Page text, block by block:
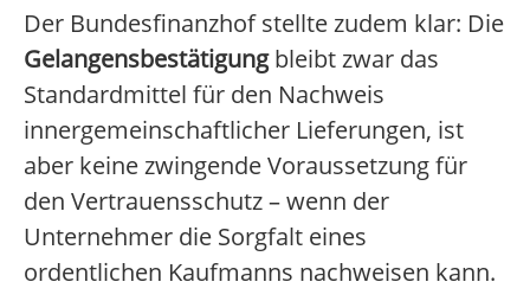
Der Bundesfinanzhof stellte zudem klar: Die
Gelangensbestätigungbleibt zwar das
Standardmittel für den Nachweis
innergemeinschaftlicher Lieferungen, ist
aber keine zwingende Voraussetzung für
den Vertrauensschutz – wenn der
Unternehmer die Sorgfalt eines
ordentlichen Kaufmanns nachweisen kann.